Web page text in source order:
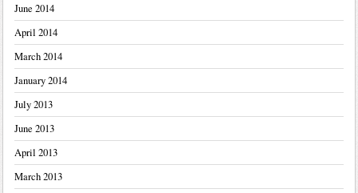
June 2014
April 2014
March 2014
January 2014
July 2013
June 2013
April 2013
March 2013